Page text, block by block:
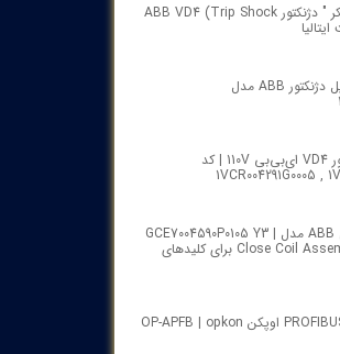
کمک‌فنر" دمپر بریکر " دژنکتور ABB VD4 (Trip Shock
کنتاکت کمکی ۵ پل دژنکتور ABB مدل
بوبین وصل دژنکتور VD4 ای‌بی‌بی 110V | کد
1VCR004291G0005 ,
بوبین فرمان وصل ABB مدل GCE7004590P0105 Y3 |
Close Coil Assembly 110/125VDC برای کلیدهای